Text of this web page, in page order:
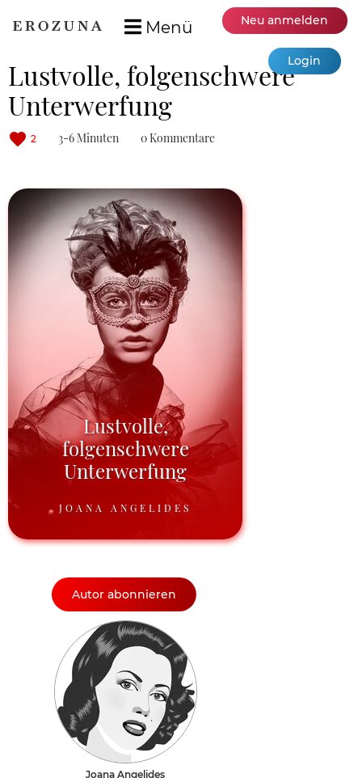
Menü Neu anmelden
Login
Lustvolle, folgenschwere
Unterwerfung
2 3-6 Minuten 0 Kommentare
Lustvolle,
folgenschwere
Unterwerfung
JOANA ANGELIDES
Autor abonnieren
Joana Angelides